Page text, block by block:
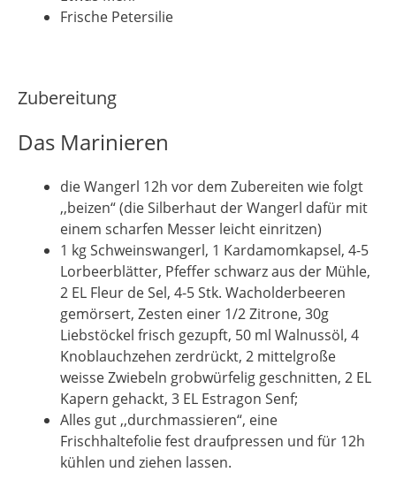
Frische Petersilie
Zubereitung
Das Marinieren
die Wangerl 12h vor dem Zubereiten wie folgt
,,beizen“ (die Silberhaut der Wangerl dafür mit
einem scharfen Messer leicht einritzen)
1 kg Schweinswangerl, 1 Kardamomkapsel, 4-5
Lorbeerblätter, Pfeffer schwarz aus der Mühle,
2 EL Fleur de Sel, 4-5 Stk. Wacholderbeeren
gemörsert, Zesten einer 1/2 Zitrone, 30g
Liebstöckel frisch gezupft, 50 ml Walnussöl, 4
Knoblauchzehen zerdrückt, 2 mittelgroße
weisse Zwiebeln grobwürfelig geschnitten, 2 EL
Kapern gehackt, 3 EL Estragon Senf;
Alles gut ,,durchmassieren“, eine
Frischhaltefolie fest draufpressen und für 12h
kühlen und ziehen lassen.